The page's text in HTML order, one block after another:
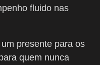
fluido nas
presente para os
quem nunca